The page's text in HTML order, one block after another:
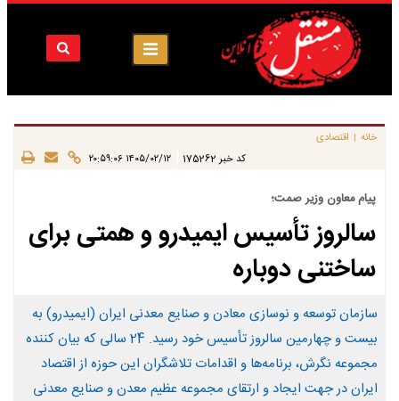
خانه | اقتصادی
کد خبر 175262 ۱۴۰۵/۰۲/۱۲ ۲۰:۵۹:۰۶
پیام معاون وزیر صمت؛
سالروز تأسیس ایمیدرو و همتی برای
ساختنی دوباره
سازمان توسعه و نوسازی معادن و صنایع معدنی ایران (ایمیدرو) به
بیست و چهارمین سالروز تأسیس خود رسید. 24 سالی که بیان کننده
مجموعه نگرش، برنامه‌ها و اقدامات تلاشگران این حوزه از اقتصاد
ایران در جهت ایجاد و ارتقای مجموعه عظیم معدن و صنایع معدنی